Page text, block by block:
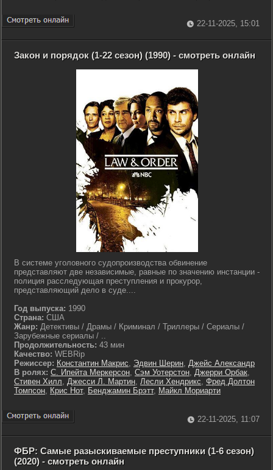
22-11-2025, 15:01
Закон и порядок (1-22 сезон) (1990) - смотреть онлайн
В системе уголовного судопроизводства обвинение
представляют две независимые, равные по значению инстанции -
полиция расследующая преступления и прокурор,
представляющий дело в суде....
Год выпуска: 1990
Страна: США
Жанр: Детективы / Драмы / Криминал / Триллеры / Сериалы /
Зарубежные сериалы / ..
Продолжительность: 43 мин
Качество: WEBRip
Режиссер: Константин Макрис, Эдвин Шерин, Джейс Александр
В ролях: С. Ипейта Меркерсон, Сэм Уотерстон, Джерри Орбак,
Стивен Хилл, Джесси Л. Мартин, Лесли Хендрикс, Фред Долтон
Томпсон, Крис Нот, Бенджамин Брэтт, Майкл Мориарти
22-11-2025, 11:07
ФБР: Самые разыскиваемые преступники (1-6 сезон)
(2020) - смотреть онлайн